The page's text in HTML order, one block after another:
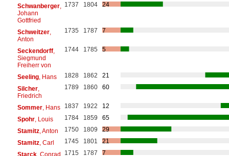
Schwanberger,
Johann
Gottfried
1737 1804 24
Schweitzer,
Anton
1735 1787 7
Seckendorff,
Siegmund
Freiherr von
1744 1785 5
Seeling, Hans 1828 1862
21
Silcher,
Friedrich
1789 1860 60
Sommer, Hans 1837 1922
12
Spohr, Louis 1784 1859
65
Stamitz, Anton 1750 1809
29
Stamitz, Carl 1745 1801
21
Starck, Conrad 1715 1787
7